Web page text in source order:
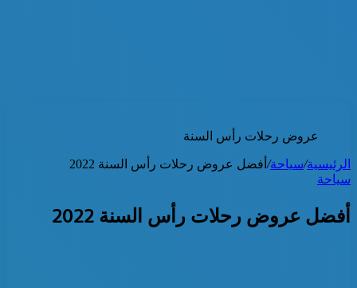
عروض رحلات رأس السنة
الرئيسية/سياحة/ أفضل عروض رحلات رأس السنة 2022
سياحة
أفضل عروض رحلات رأس السنة 2022